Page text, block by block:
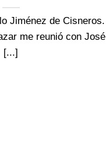
Jiménez de Cisneros.
me reunió con José
[...]